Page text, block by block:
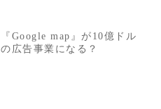
『Google map』が10億ドル
の広告事業になる？